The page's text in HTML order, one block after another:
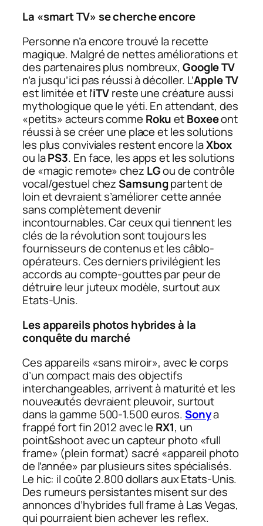
La «smart TV» se cherche encore
Personne n’a encore trouvé la recette
magique. Malgré de nettes améliorations et
des partenaires plus nombreux, Google TV
n’a jusqu’ici pas réussi à décoller. L’Apple TV
est limitée et l’iTVreste une créature aussi
mythologique que le yéti. En attendant, des
«petits» acteurs comme RokuetBoxeeont
réussi à se créer une place et les solutions
les plus conviviales restent encore laXbox
ou laPS3. En face, les apps et les solutions
de «magic remote» chez LGou de contrôle
vocal/gestuel chezSamsungpartent de
loin et devraient s’améliorer cette année
sans complètement devenir
incontournables. Car ceux qui tiennent les
clés de la révolution sont toujours les
fournisseurs de contenus et les câblo-
opérateurs. Ces derniers privilégient les
accords au compte-gouttes par peur de
détruire leur juteux modèle, surtout aux
Etats-Unis.
Les appareils photos hybrides à la
conquête du marché
Ces appareils «sans miroir», avec le corps
d’un compact mais des objectifs
interchangeables, arrivent à maturité et les
nouveautés devraient pleuvoir, surtout
dans la gamme 500-1.500 euros.Sonya
frappé fort fin 2012 avec le RX1, un
point&shoot avec un capteur photo «full
frame» (plein format) sacré «appareil photo
de l’année» par plusieurs sites spécialisés.
Le hic: il coûte 2.800 dollars aux Etats-Unis.
Des rumeurs persistantes misent sur des
annonces d’hybrides full frame à Las Vegas,
qui pourraient bien achever les reflex.